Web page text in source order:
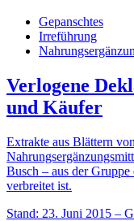
Gepanschtes
Irreführung
Verlogene
und Käufer
Extrakte aus Blättern
Busch – aus der
verbreitet ist.
Stand: 23. Juni 2015 –